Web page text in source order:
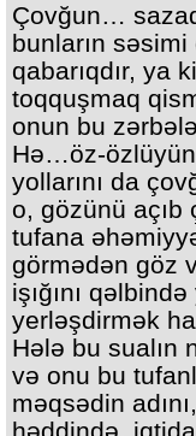
Çovğun…
bunların
qabarıqdır, ya
toqquşmaq
onun bu
Hə…öz-
yollarını da
o, gözünü
tufana
görmədən göz
işığını
yerləşdirmək
Hələ bu sualın
və onu bu
məqsədin